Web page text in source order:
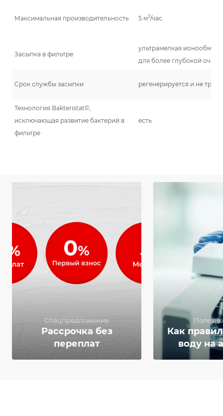
Максимальная производительность 5 м3/час
Засыпка в фильтре
ультрамелкая
для более глубокой
Срок службы засыпки регенерируется и не
Технология Bakteristat©,
исключающая развитие бактерий в
фильтре
есть
Спецпредложение
Рассрочка без
переплат
Полезно
Как
воду на